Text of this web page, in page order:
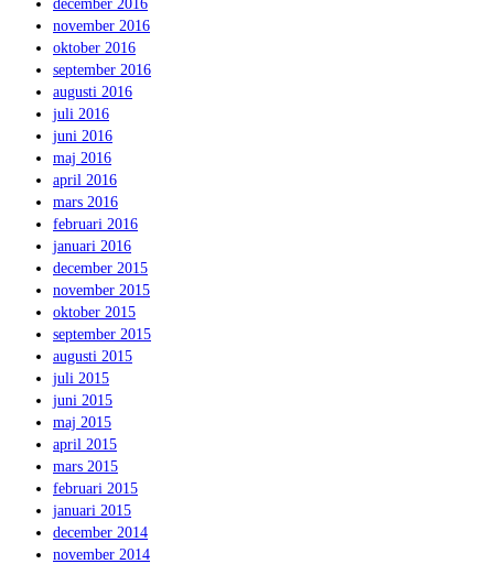
december 2016
november 2016
oktober 2016
september 2016
augusti 2016
juli 2016
juni 2016
maj 2016
april 2016
mars 2016
februari 2016
januari 2016
december 2015
november 2015
oktober 2015
september 2015
augusti 2015
juli 2015
juni 2015
maj 2015
april 2015
mars 2015
februari 2015
januari 2015
december 2014
november 2014